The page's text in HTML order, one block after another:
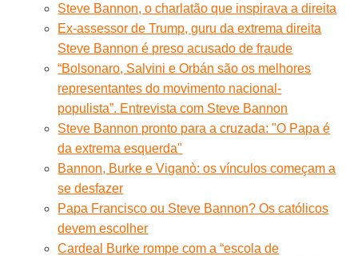
Steve Bannon, o charlatão que inspirava a direita
Ex-assessor de Trump, guru da extrema direita
Steve Bannon é preso acusado de fraude
“Bolsonaro, Salvini e Orbán são os melhores
representantes do movimento nacional-
populista”. Entrevista com Steve Bannon
Steve Bannon pronto para a cruzada: "O Papa é
da extrema esquerda"
Bannon, Burke e Viganò: os vínculos começam a
se desfazer
Papa Francisco ou Steve Bannon? Os católicos
devem escolher
Cardeal Burke rompe com a “escola de